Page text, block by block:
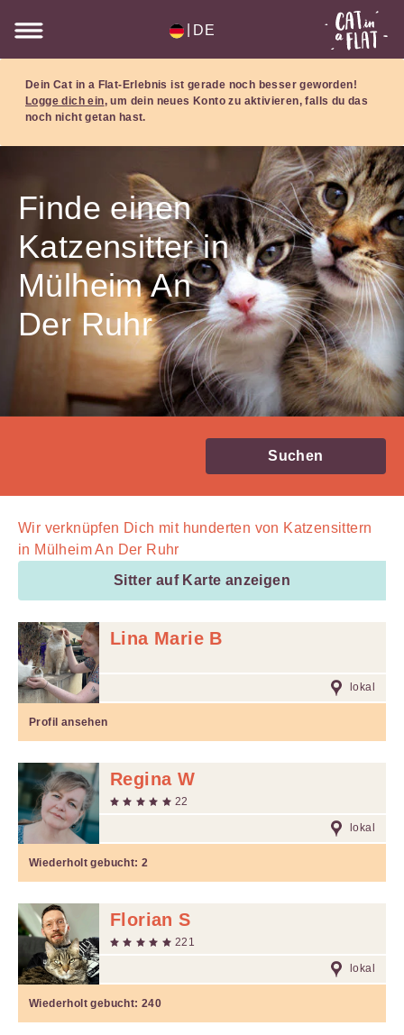
DE
Dein Cat in a Flat-Erlebnis ist gerade noch besser geworden!
Logge dich ein, um dein neues Konto zu aktivieren, falls du das
noch nicht getan hast.
Finde einen
Katzensitter in
Mülheim An
Der Ruhr
Suchen
Wir verknüpfen Dich mit hunderten von Katzensittern
in Mülheim An Der Ruhr
Sitter auf Karte anzeigen
Lina Marie B
lokal
Profil ansehen
Regina W
22
lokal
Wiederholt gebucht:2
Florian S
221
lokal
Wiederholt gebucht:240